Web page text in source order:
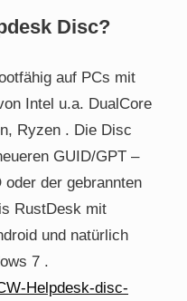
Disc?
auf PCs mit
Intel u.a. DualCore
Ryzen . Die Disc
GUID/GPT –
der gebrannten
RustDesk mit
und natürlich
7 .
Helpdesk-disc-